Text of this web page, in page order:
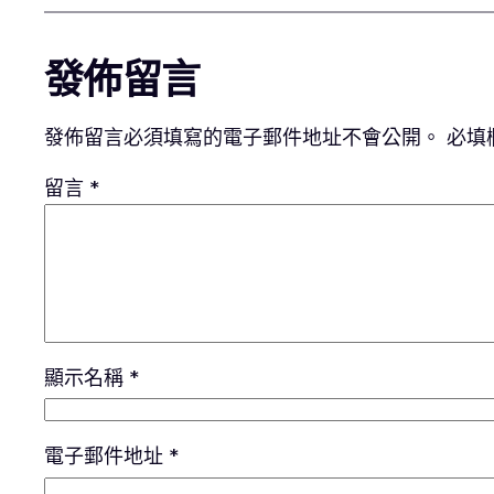
發佈留言
發佈留言必須填寫的電子郵件地址不會公開。 必填
留言 *
顯示名稱 *
電子郵件地址 *